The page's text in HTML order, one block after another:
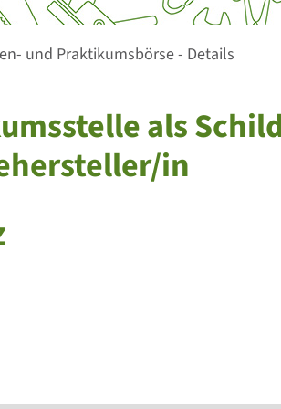
und Praktikumsbörse - Details
als
in